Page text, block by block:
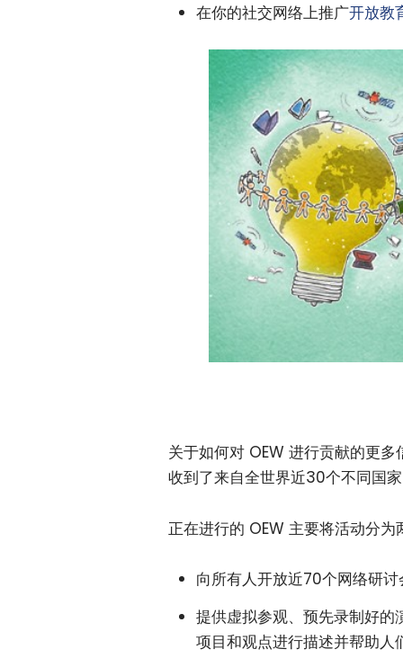
在你的社交网络上推广开放教
关于如何对 OEW 进行贡献的更
收到了来自全世界近30个不同国
正在进行的 OEW 主要将活动分
向所有人开放近70个网络研讨
提供虚拟参观、预先录制好
项目和观点进行描述并帮助人